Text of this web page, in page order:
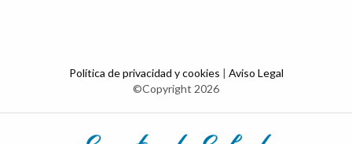
Política de privacidad y cookies
Aviso Legal
©Copyright 2026